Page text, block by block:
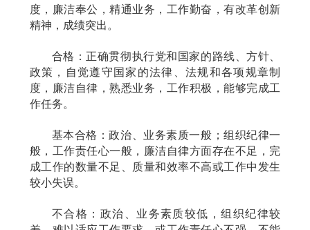
度，廉洁奉公，精通业务，工作勤奋，有改革创新
精神，成绩突出。
合格：正确贯彻执行党和国家的路线、方针、
政策，自觉遵守国家的法律、法规和各项规章制
度，廉洁自律，熟悉业务，工作积极，能够完成工
作任务。
基本合格：政治、业务素质一般；组织纪律一
般，工作责任心一般，廉洁自律方面存在不足，完
成工作的数量不足、质量和效率不高或工作中发生
较小失误。
不合格：政治、业务素质较低，组织纪律较